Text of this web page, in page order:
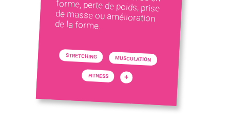
de la forme.
STRETCHING MUSCULATION
FITNESS +